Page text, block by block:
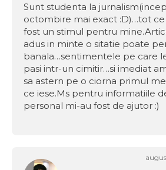
Sunt studenta la
octombire mai exact :D)…tot ce
fost un stimul pentru
adus in minte o sitatie poate
banala…sentimentele pe care
pasi intr-un cimitir…si imediat
sa astern pe o ciorna primul
ce iese.Ms pentru informatiile
personal mi-au fost de ajutor :)